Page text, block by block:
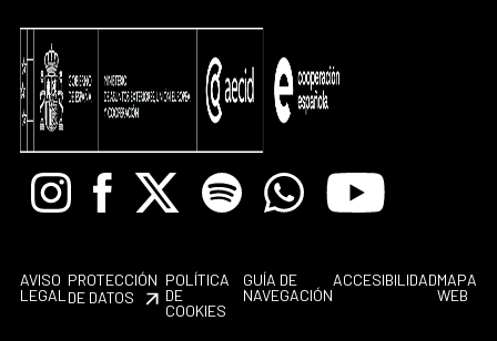
InstagramFacebook
X Spotify WhatsappYoutube
AVISO
LEGAL
PROTECCIÓN
DE DATOS
POLÍTICA
DE
COOKIES
GUÍA DE
NAVEGACIÓN
ACCESIBILIDADMAPA
WEB